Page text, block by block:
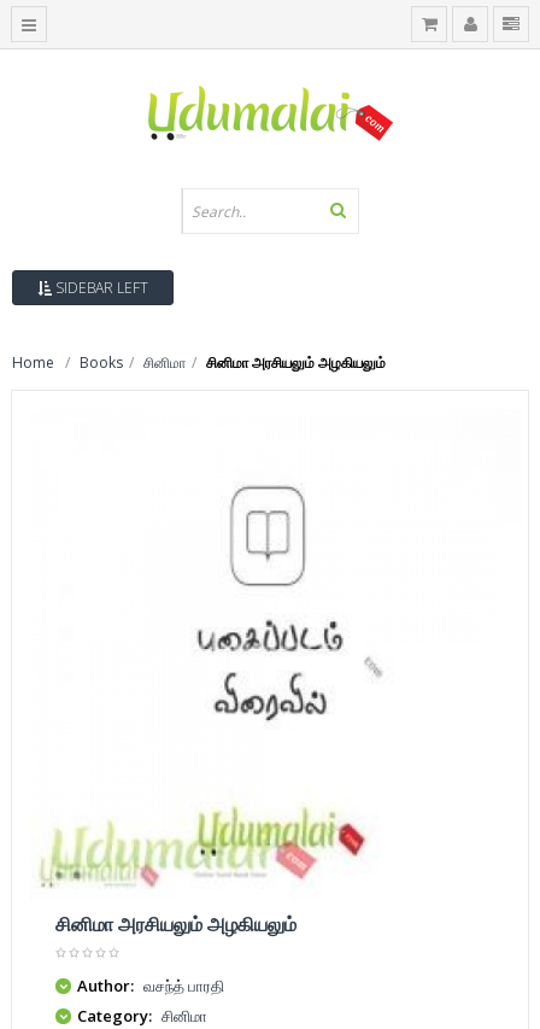
SIDEBAR LEFT
Home Books சினிமா சினிமா அரசியலும் அழகியலும்
சினிமா அரசியலும் அழகியலும்
Author: வசந்த் பாரதி
Category: சினிமா